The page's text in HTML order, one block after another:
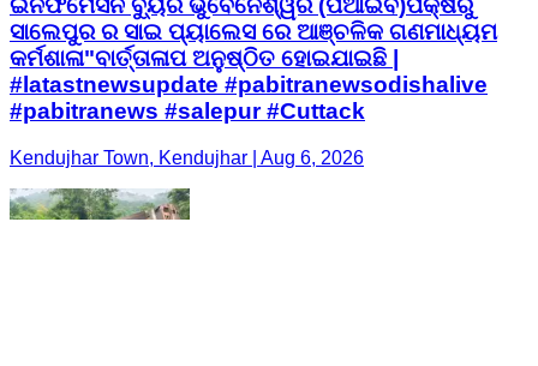
ଇନଫର୍ମେସନ ବ୍ୟୁର ଭୁବେନେଶ୍ୱର (ପିଆଇବି)ପକ୍ଷରୁ
ସାଲେପୁର ର ସାଇ ପ୍ୟାଲେସ ରେ ଆଞ୍ଚଳିକ ଗଣମାଧ୍ୟମ
କର୍ମଶାଳା"ବାର୍ତ୍ତାଳାପ ଅନୁଷ୍ଠିତ ହୋଇଯାଇଛି |
#latastnewsupdate #pabitranewsodishalive
#pabitranews #salepur #Cuttack
Kendujhar Town, Kendujhar | Aug 6, 2026